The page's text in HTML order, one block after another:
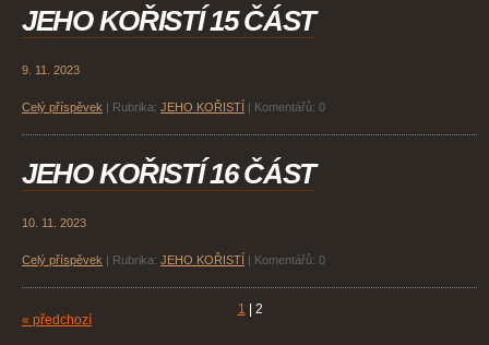
JEHO KOŘISTÍ 15 ČÁST
9. 11. 2023
Celý příspěvek Rubrika: JEHO KOŘISTÍ Komentářů: 0
JEHO KOŘISTÍ 16 ČÁST
10. 11. 2023
Celý příspěvek Rubrika: JEHO KOŘISTÍ Komentářů: 0
« předchozí
1 2